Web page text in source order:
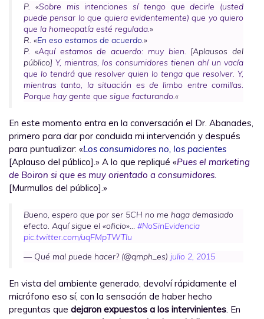
P. «Sobre mis intenciones sí tengo que decirle (usted
puede pensar lo que quiera evidentemente) que yo quiero
que la homeopatía esté regulada.»
R. «En eso estamos de acuerdo.»
P. «Aquí estamos de acuerdo: muy bien. [Aplausos del
público] Y, mientras, los consumidores tienen ahí un vacía
que lo tendrá que resolver quien lo tenga que resolver. Y,
mientras tanto, la situación es de limbo entre comillas.
Porque hay gente que sigue facturando.«
En este momento entra en la conversación el Dr. Abanades,
primero para dar por concluida mi intervención y después
para puntualizar: «Los consumidores no, los pacientes
[Aplauso del público].» A lo que repliqué «Pues el marketing
de Boiron si que es muy orientado a consumidores.
[Murmullos del público].»
Bueno, espero que por ser 5CH no me haga demasiado
efecto. Aquí sigue el «oficio»… #NoSinEvidencia
pic.twitter.com/uqFMpTWTIu
— Qué mal puede hacer? (@qmph_es) julio 2, 2015
En vista del ambiente generado, devolví rápidamente el
micrófono eso sí, con la sensación de haber hecho
preguntas que dejaron expuestos a los intervinientes. En